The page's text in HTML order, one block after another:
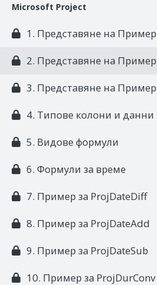
Microsoft Project
1. Представяне на Пример
2. Представяне на
3. Представяне на
4. Типове колони и данни
5. Видове формули
6. Формули за време
7. Пример за ProjDateDiff
8. Пример за ProjDateAdd
9. Пример за ProjDateSub
10. Пример за ProjDurConv